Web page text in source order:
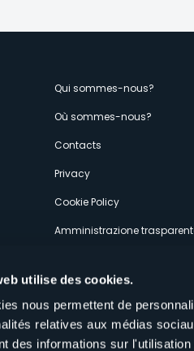
utilise des cookies.
nous permettent de
relatives aux médias
des informations sur
Menù
Qui sommes-nous?
Où sommes-nous?
Contacts
Privacy
Cookie Policy
Amministrazione